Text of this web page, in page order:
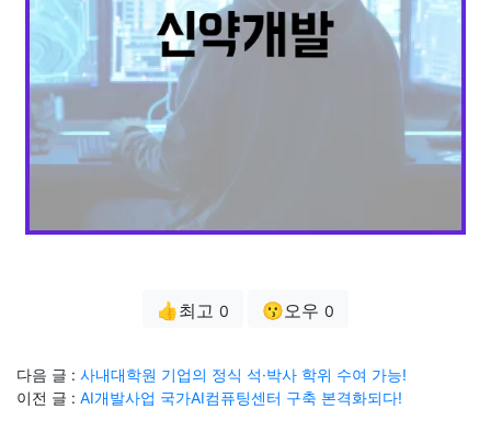
👍최고 0 😗오우 0
다음 글 : 사내대학원 기업의 정식 석·박사 학위 수여 가능!
이전 글 : AI개발사업 국가AI컴퓨팅센터 구축 본격화되다!